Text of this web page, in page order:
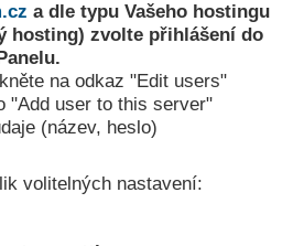
a dle typu Vašeho hostingu
hosting) zvolte přihlášení do
na odkaz "Edit users"
"Add user to this server"
(název, heslo)
volitelných nastavení: